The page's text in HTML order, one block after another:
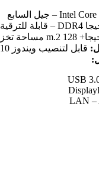
قابل لتنصيب ويندوز 10 أو أي إصدار حسب رغبتك
USB
LAN –